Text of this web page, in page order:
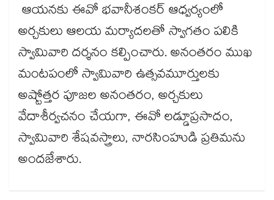
ఆయనకు ఈవో భవానీశంకర్‌‌‌‌ ఆధ్వర్యంలో
అర్చకులు ఆలయ మర్యాదలతో స్వాగతం పలికి
స్వామివారి దర్శనం కల్పించారు. అనంతరం ముఖ
మంటపంలో స్వామివారి ఉత్సవమూర్తులకు
అష్టోత్తర పూజల అనంతరం, అర్చకులు
వేదాశీర్వచనం చేయగా, ఈవో లడ్డూప్రసాదం,
స్వామివారి శేషవస్త్రాలు, నారసింహుడి ప్రతిమను
అందజేశారు.